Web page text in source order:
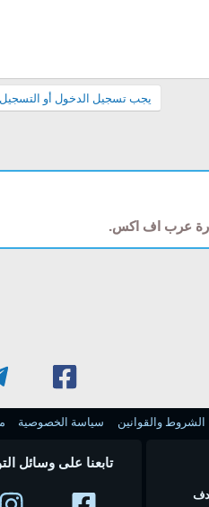
يجب تسجيل الدخول أو
عرب اف اكس.
الشروط والقوانين سياسة الخصوصية
في عام 2010 بهدف
تابعنا على وسائل